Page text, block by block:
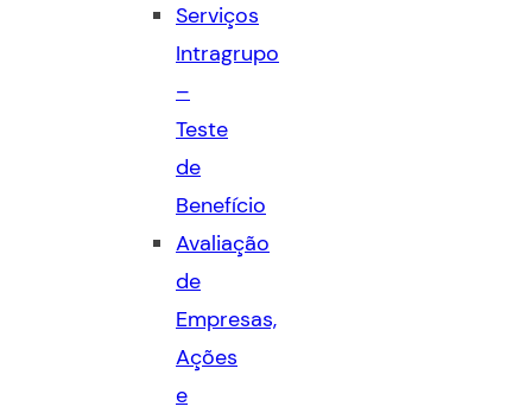
Serviços
Intragrupo
–
Teste
de
Benefício
Avaliação
de
Empresas,
Ações
e